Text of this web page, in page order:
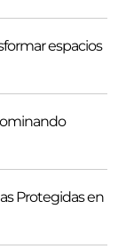
espacios
Protegidas en